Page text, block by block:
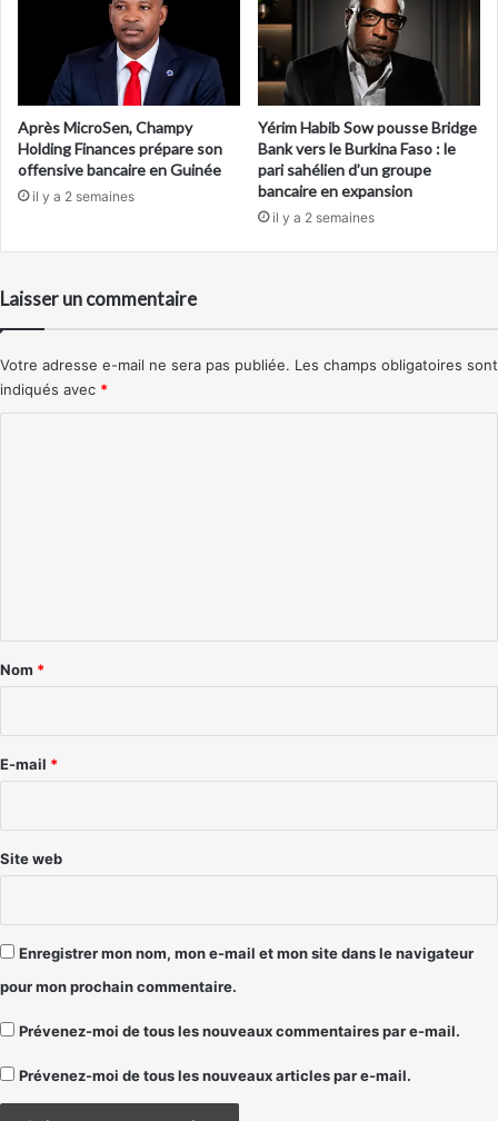
Après MicroSen, Champy
Holding Finances prépare son
offensive bancaire en Guinée
il y a 2 semaines
Yérim Habib Sow pousse Bridge
Bank vers le Burkina Faso : le
pari sahélien d’un groupe
bancaire en expansion
il y a 2 semaines
Laisser un commentaire
Votre adresse e-mail ne sera pas publiée. Les champs obligatoires sont
indiqués avec *
a
e
Nom *
E-mail *
Site web
Enregistrer mon nom, mon e-mail et mon site dans le navigateur
pour mon prochain commentaire.
Prévenez-moi de tous les nouveaux commentaires par e-mail.
Prévenez-moi de tous les nouveaux articles par e-mail.